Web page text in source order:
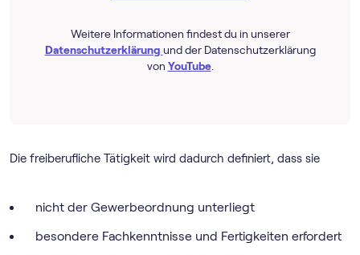
Weitere Informationen findest du in unserer
Datenschutzerklärung und der Datenschutzerklärung
von YouTube.
Die freiberufliche Tätigkeit wird dadurch definiert, dass sie
nicht der Gewerbeordnung unterliegt
besondere Fachkenntnisse und Fertigkeiten erfordert